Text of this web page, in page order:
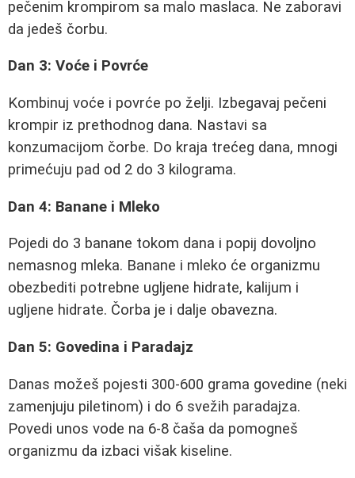
pečenim krompirom sa malo maslaca. Ne zaboravi
da jedeš čorbu.
Dan 3: Voće i Povrće
Kombinuj voće i povrće po želji. Izbegavaj pečeni
krompir iz prethodnog dana. Nastavi sa
konzumacijom čorbe. Do kraja trećeg dana, mnogi
primećuju pad od 2 do 3 kilograma.
Dan 4: Banane i Mleko
Pojedi do 3 banane tokom dana i popij dovoljno
nemasnog mleka. Banane i mleko će organizmu
obezbediti potrebne ugljene hidrate, kalijum i
ugljene hidrate. Čorba je i dalje obavezna.
Dan 5: Govedina i Paradajz
Danas možeš pojesti 300-600 grama govedine (neki
zamenjuju piletinom) i do 6 svežih paradajza.
Povedi unos vode na 6-8 čaša da pomogneš
organizmu da izbaci višak kiseline.